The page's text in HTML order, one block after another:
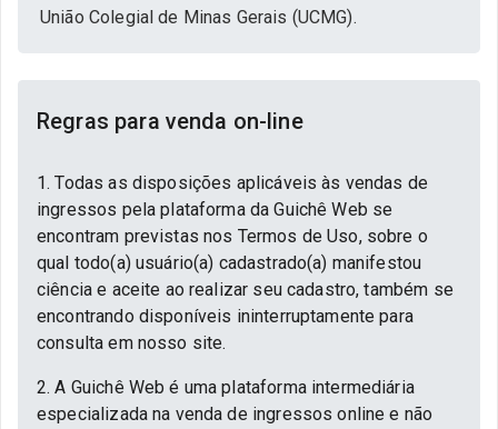
União Colegial de Minas Gerais (UCMG).
Regras para venda on-line
1. Todas as disposições aplicáveis às vendas de
ingressos pela plataforma da Guichê Web se
encontram previstas nos Termos de Uso, sobre o
qual todo(a) usuário(a) cadastrado(a) manifestou
ciência e aceite ao realizar seu cadastro, também se
encontrando disponíveis ininterruptamente para
consulta em nosso site.
2. A Guichê Web é uma plataforma intermediária
especializada na venda de ingressos online e não